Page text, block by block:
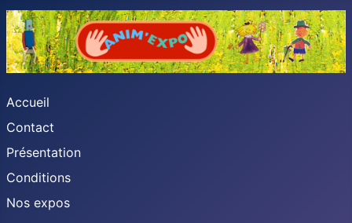
Accueil
Contact
Présentation
Conditions
Nos expos